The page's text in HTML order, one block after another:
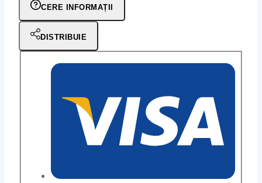
lemn
CERE INFORMAȚII
DISTRIBUIE